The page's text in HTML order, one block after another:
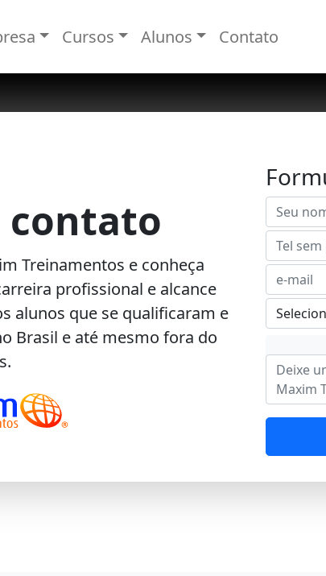
Cursos Alunos Contato
contato
Treinamentos e conheça
profissional e alcance
alunos que se qualificaram e
Brasil e até mesmo fora do